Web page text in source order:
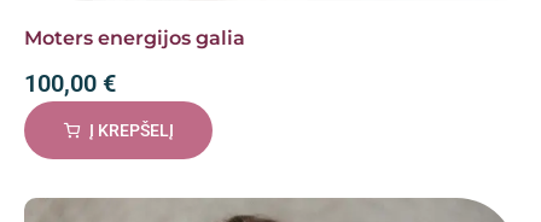
Moters energijos galia
100,00 €
Į KREPŠELĮ